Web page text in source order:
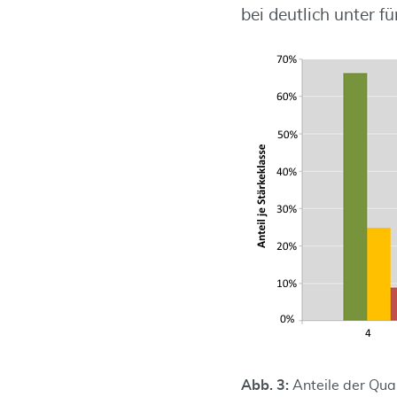
bei deutlich unter
Abb. 3: Anteile der